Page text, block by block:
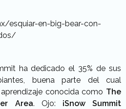
esquiar-en-big-bear-con-
ha dedicado el 35% de sus
buena parte del cual
conocida como The
Area. Ojo: ¡Snow Summit